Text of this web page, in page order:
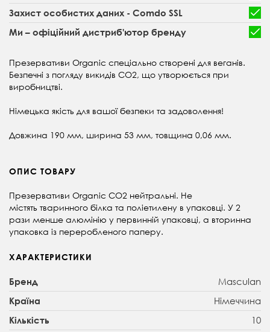
Захист особистих даних - Comdo SSL
Ми – офіційний дистриб'ютор бренду
Презервативи Organic спеціально створені для веганів.
Безпечні з погляду викидів СО2, що утворюється при
виробництві.
Німецька якість для вашої безпеки та задоволення!
Довжина 190 мм, ширина 53 мм, товщина 0,06 мм.
ОПИС ТОВАРУ
Презервативи Organic СО2 нейтральні. Не
містять тваринного білка та поліетилену в упаковці. У 2
рази менше алюмінію у первинній упаковці, а вторинна
упаковка із переробленого паперу.
ХАРАКТЕРИСТИКИ
Бренд Masculan
Країна Німеччина
Кількість 10